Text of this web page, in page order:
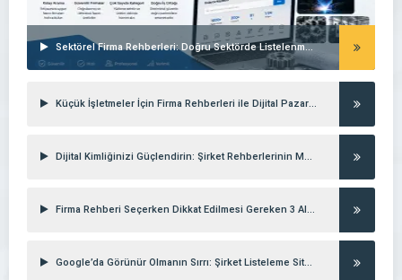
Sektörel Firma Rehberleri: Doğru Sektörde Listelenmenin Gücü
Küçük İşletmeler İçin Firma Rehberleri ile Dijital Pazarlama Stratejileri
Dijital Kimliğinizi Güçlendirin: Şirket Rehberlerinin Marka Değerine Etkisi
Firma Rehberi Seçerken Dikkat Edilmesi Gereken 3 Altın Kural
Google’da Görünür Olmanın Sırrı: Şirket Listeleme Siteleri